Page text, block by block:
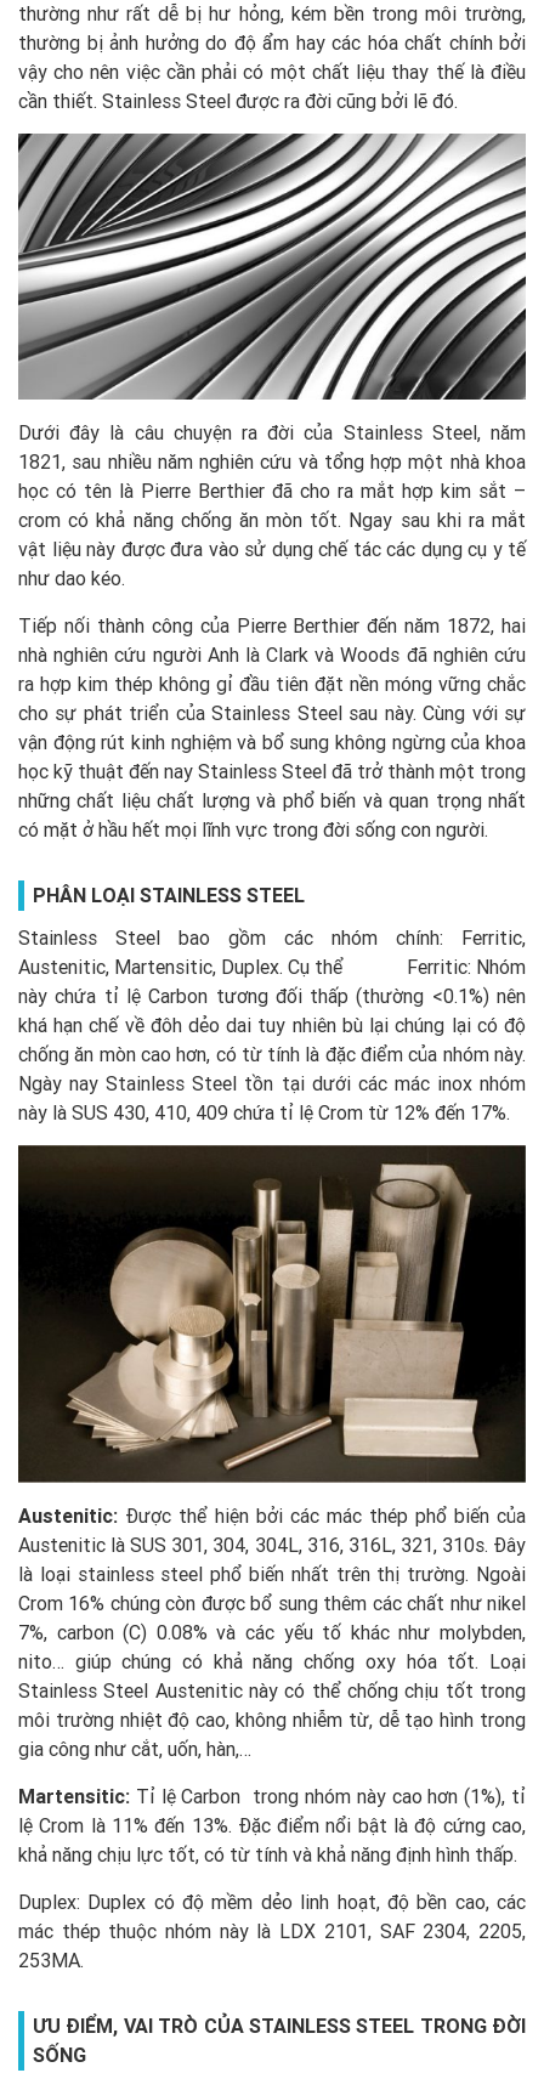
thường như rất dễ bị hư hỏng, kém bền trong môi trường,
thường bị ảnh hưởng do độ ẩm hay các hóa chất chính bởi
vậy cho nên việc cần phải có một chất liệu thay thế là điều
cần thiết. Stainless Steel được ra đời cũng bởi lẽ đó.
Dưới đây là câu chuyện ra đời của Stainless Steel, năm
1821, sau nhiều năm nghiên cứu và tổng hợp một nhà khoa
học có tên là Pierre Berthier đã cho ra mắt hợp kim sắt –
crom có khả năng chống ăn mòn tốt. Ngay sau khi ra mắt
vật liệu này được đưa vào sử dụng chế tác các dụng cụ y tế
như dao kéo.
Tiếp nối thành công của Pierre Berthier đến năm 1872, hai
nhà nghiên cứu người Anh là Clark và Woods đã nghiên cứu
ra hợp kim thép không gỉ đầu tiên đặt nền móng vững chắc
cho sự phát triển của Stainless Steel sau này. Cùng với sự
vận động rút kinh nghiệm và bổ sung không ngừng của khoa
học kỹ thuật đến nay Stainless Steel đã trở thành một trong
những chất liệu chất lượng và phổ biến và quan trọng nhất
có mặt ở hầu hết mọi lĩnh vực trong đời sống con người.
PHÂN LOẠI STAINLESS STEEL
Stainless Steel bao gồm các nhóm chính: Ferritic,
Austenitic, Martensitic, Duplex. Cụ thể Ferritic: Nhóm
này chứa tỉ lệ Carbon tương đối thấp (thường <0.1%) nên
khá hạn chế về đôh dẻo dai tuy nhiên bù lại chúng lại có độ
chống ăn mòn cao hơn, có từ tính là đặc điểm của nhóm này.
Ngày nay Stainless Steel tồn tại dưới các mác inox nhóm
này là SUS 430, 410, 409 chứa tỉ lệ Crom từ 12% đến 17%.
Austenitic: Được thể hiện bởi các mác thép phổ biến của
Austenitic là SUS 301, 304, 304L, 316, 316L, 321, 310s. Đây
là loại stainless steel phổ biến nhất trên thị trường. Ngoài
Crom 16% chúng còn được bổ sung thêm các chất như nikel
7%, carbon (C) 0.08% và các yếu tố khác như molybden,
nito… giúp chúng có khả năng chống oxy hóa tốt. Loại
Stainless Steel Austenitic này có thể chống chịu tốt trong
môi trường nhiệt độ cao, không nhiễm từ, dễ tạo hình trong
gia công như cắt, uốn, hàn,…
Martensitic: Tỉ lệ Carbon trong nhóm này cao hơn (1%), tỉ
lệ Crom là 11% đến 13%. Đặc điểm nổi bật là độ cứng cao,
khả năng chịu lực tốt, có từ tính và khả năng định hình thấp.
Duplex: Duplex có độ mềm dẻo linh hoạt, độ bền cao, các
mác thép thuộc nhóm này là LDX 2101, SAF 2304, 2205,
253MA.
ƯU ĐIỂM, VAI TRÒ CỦA STAINLESS STEEL TRONG ĐỜI
SỐNG